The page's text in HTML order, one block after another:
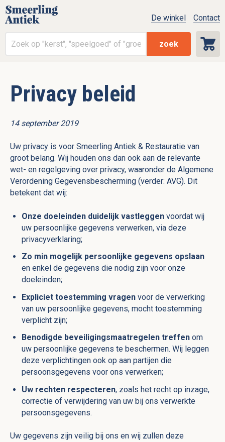
zoek
De winkel Contact
Privacy beleid
14 september 2019
Uw privacy is voor Smeerling Antiek & Restauratie van
groot belang. Wij houden ons dan ook aan de relevante
wet- en regelgeving over privacy, waaronder de Algemene
Verordening Gegevensbescherming (verder: AVG). Dit
betekent dat wij:
Onze doeleinden duidelijk vastleggen voordat wij
uw persoonlijke gegevens verwerken, via deze
privacyverklaring;
Zo min mogelijk persoonlijke gegevens opslaan
en enkel de gegevens die nodig zijn voor onze
doeleinden;
Expliciet toestemming vragen voor de verwerking
van uw persoonlijke gegevens, mocht toestemming
verplicht zijn;
Benodigde beveiligingsmaatregelen treffen om
uw persoonlijke gegevens te beschermen. Wij leggen
deze verplichtingen ook op aan partijen die
persoonsgegevens voor ons verwerken;
Uw rechten respecteren, zoals het recht op inzage,
correctie of verwijdering van uw bij ons verwerkte
persoonsgegevens.
Uw gegevens zijn veilig bij ons en wij zullen deze